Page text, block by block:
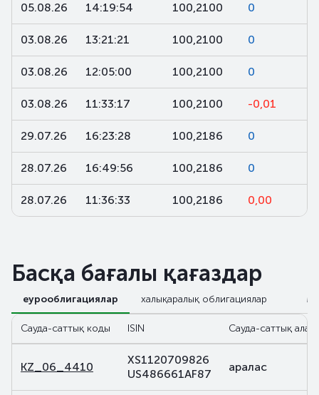
05.08.26 14:19:54 100,2100 0
03.08.26 13:21:21 100,2100 0
03.08.26 12:05:00 100,2100 0
03.08.26 11:33:17 100,2100 -0,01
29.07.26 16:23:28 100,2186 0
28.07.26 16:49:56 100,2186 0
28.07.26 11:36:33 100,2186 0,00
Басқа бағалы қағаздар
еурооблигациялар халықаралық облигациялар
Сауда-саттық коды ISIN Сауда-саттық алаң
KZ_06_4410
XS1120709826
US486661AF87
аралас